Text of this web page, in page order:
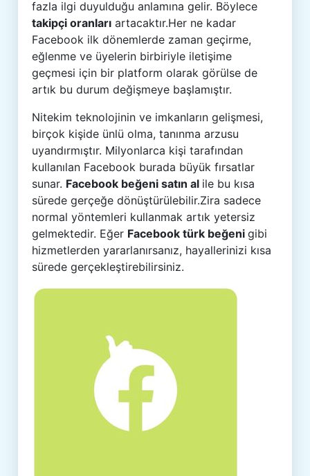
fazla ilgi duyulduğu anlamına gelir. Böylece
takipçi oranları artacaktır.Her ne kadar
Facebook ilk dönemlerde zaman geçirme,
eğlenme ve üyelerin birbiriyle iletişime
geçmesi için bir platform olarak görülse de
artık bu durum değişmeye başlamıştır.
Nitekim teknolojinin ve imkanların gelişmesi,
birçok kişide ünlü olma, tanınma arzusu
uyandırmıştır. Milyonlarca kişi tarafından
kullanılan Facebook burada büyük fırsatlar
sunar. Facebook beğeni satın al ile bu kısa
sürede gerçeğe dönüştürülebilir.Zira sadece
normal yöntemleri kullanmak artık yetersiz
gelmektedir. Eğer Facebook türk beğenigibi
hizmetlerden yararlanırsanız, hayallerinizi kısa
sürede gerçekleştirebilirsiniz.